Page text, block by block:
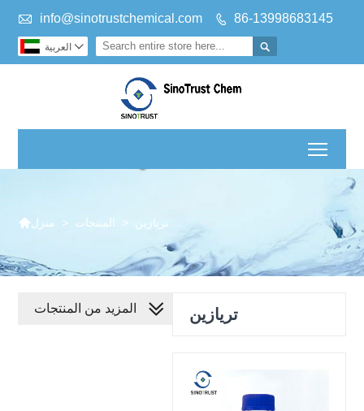
 info@sinotrustchemical.com  86-13998683145
 العربية 
منزل > المنتجات > تريازين
تريازين المزيد من المنتجات